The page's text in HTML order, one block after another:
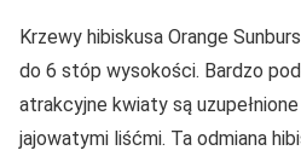
Krzewy hibiskusa Orange
do 6 stóp wysokości. Bardzo
atrakcyjne kwiaty są
jajowatymi liśćmi. Ta odmiana